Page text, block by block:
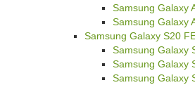
Samsung Galaxy
Samsung Galaxy
Samsung Galaxy S20
Samsung Galaxy
Samsung Galaxy
Samsung Galaxy